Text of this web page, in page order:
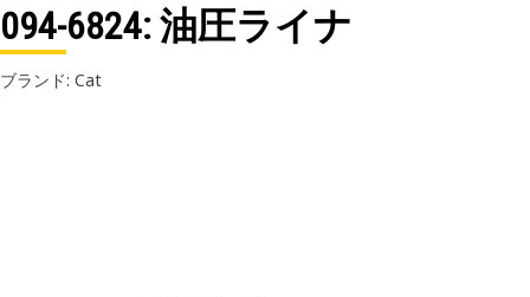
094-6824: 油圧ライナ
ブランド: Cat